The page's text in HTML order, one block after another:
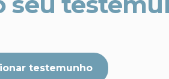
testemunho